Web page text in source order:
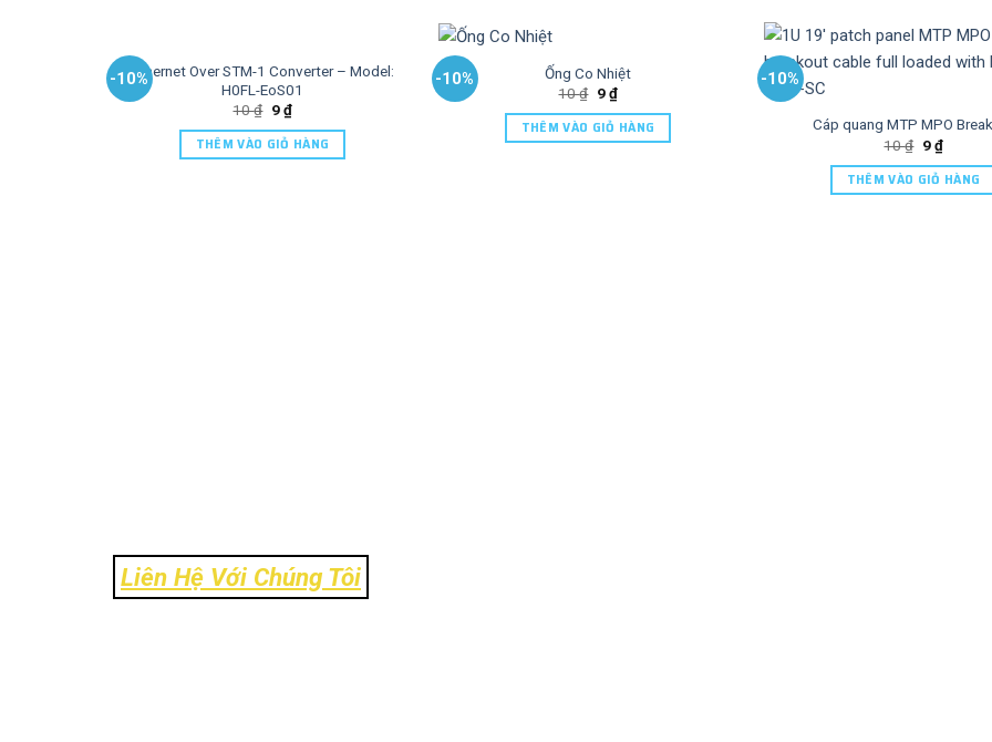
-10%Ethernet Over STM-1 Converter – Model:
H0FL-EoS01
10₫ 9₫
THÊM VÀO GIỎ HÀNG
-10%
Ống Co Nhiệt
10₫ 9₫
THÊM VÀO GIỎ HÀNG
-10%
Cáp quang MTP MPO
10₫ 9₫
THÊM VÀO GIỎ HÀNG
Liên Hệ Với Chúng Tôi